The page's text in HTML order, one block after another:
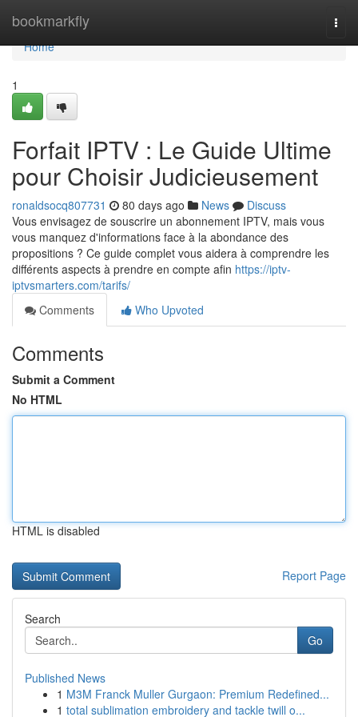
bookmarkfly
Home
Home
1
Forfait IPTV : Le Guide Ultime
pour Choisir Judicieusement
ronaldsocq807731 80 days ago News
Discuss
Vous envisagez de souscrire un abonnement IPTV, mais vous
vous manquez d'informations face à la abondance des
propositions ? Ce guide complet vous aidera à comprendre les
différents aspects à prendre en compte afin https://iptv-
iptvsmarters.com/tarifs/
Comments
Who Upvoted
Comments
Submit a Comment
No HTML
HTML is disabled
Report Page
Search
Go
Published News
1 M3M Franck Muller Gurgaon: Premium Redefined...
1 total sublimation embroidery and tackle twill o...